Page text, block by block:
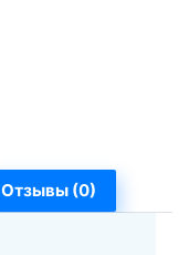
Отзывы (0)